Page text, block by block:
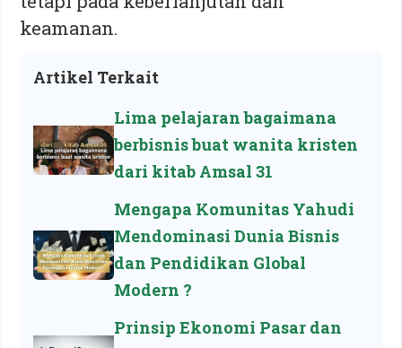
keamanan.
Artikel Terkait
Lima pelajaran bagaimana
berbisnis buat wanita kristen
dari kitab Amsal 31
Mengapa Komunitas Yahudi
Mendominasi Dunia Bisnis
dan Pendidikan Global
Modern ?
Prinsip Ekonomi Pasar dan